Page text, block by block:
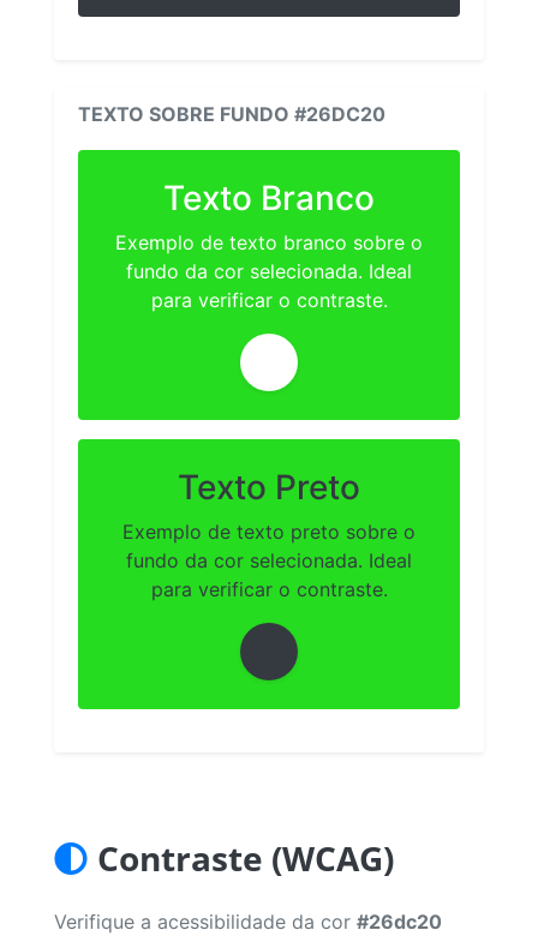
TEXTO SOBRE FUNDO #26DC20
Texto Branco
Exemplo de texto branco sobre o
fundo da cor selecionada. Ideal
para verificar o contraste.
Texto Preto
Exemplo de texto preto sobre o
fundo da cor selecionada. Ideal
para verificar o contraste.
Contraste (WCAG)
Verifique a acessibilidade da cor #26dc20